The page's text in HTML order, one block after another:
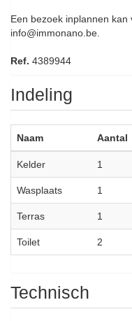
Een bezoek inplannen
info@immonano.be.
Ref. 4389944
Indeling
Naam Aantal
Kelder 1
Wasplaats 1
Terras 1
Toilet 2
Technisch